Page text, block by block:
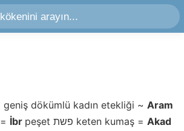
geniş dökümlü kadın etekliği ~ Aram
= İbr peşet keten kumaş = Akad